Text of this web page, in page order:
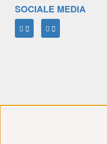
SOCIALE MEDIA